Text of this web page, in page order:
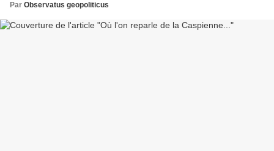
Par Observatus geopoliticus